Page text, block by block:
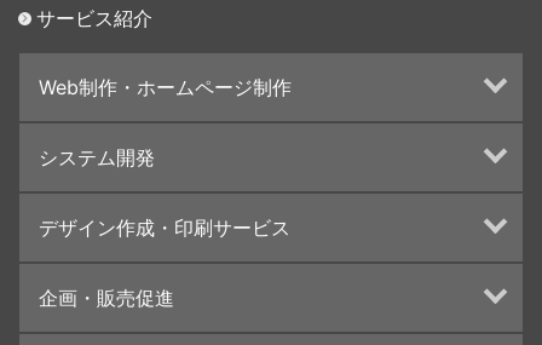
サービス紹介
Web制作・ホームページ制作
ランディングページ制作
インターネット広告代行
UI・UXデザイン設計
システム開発
デザイン作成・印刷サービス
カタログデザインの制作・印刷
企画・販売促進